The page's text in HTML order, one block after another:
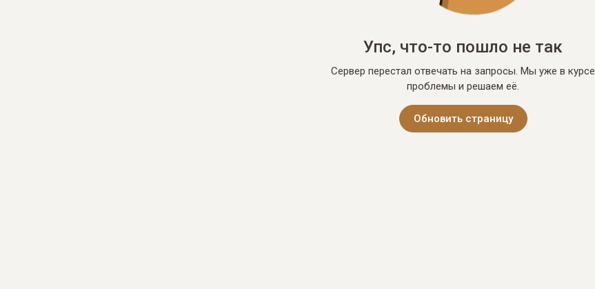
Упс, что-то пошло не так
Сервер перестал отвечать на запросы. Мы уже в курсе
проблемы и решаем её.
Обновить страницу